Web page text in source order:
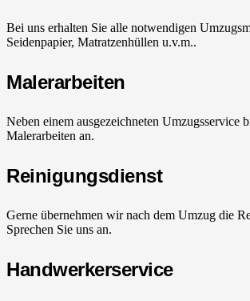
Bei uns erhalten Sie alle notwendigen
Seidenpapier, Matratzenhüllen u.v.m..
Malerarbeiten
Neben einem ausgezeichneten Umzugsservice
Malerarbeiten an.
Reinigungsdienst
Gerne übernehmen wir nach dem Umzug die
Sprechen Sie uns an.
Handwerkerservice